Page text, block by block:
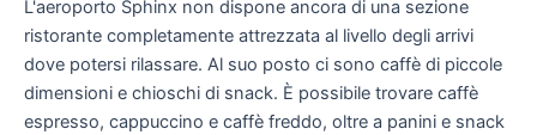
L'aeroporto Sphinx non dispone ancora di una sezione
ristorante completamente attrezzata al livello degli arrivi
dove potersi rilassare. Al suo posto ci sono caffè di piccole
dimensioni e chioschi di snack. È possibile trovare caffè
espresso, cappuccino e caffè freddo, oltre a panini e snack